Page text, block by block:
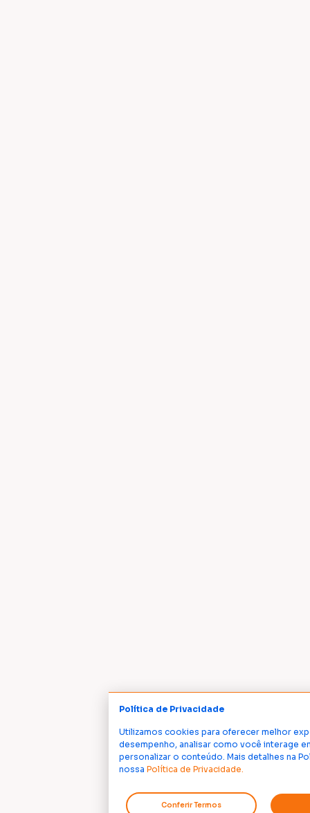
Política de Privacidade
Utilizamos cookies para oferecer melhor
desempenho, analisar como você interage
personalizar o conteúdo. Mais detalhes na
nossa Política de Privacidade.
Conferir Termos